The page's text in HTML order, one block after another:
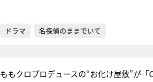
ドラマ 名探偵のままでいて
ももクロプロデュースの“お化け屋敷”が